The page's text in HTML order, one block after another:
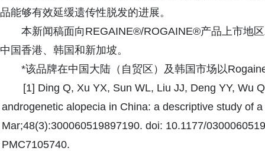
品能够有效延缓遗传性脱发的进展。
本新闻稿面向REGAINE®/ROGAINE®产品上市地
中国香港、韩国和新加坡。
*该品牌在中国大陆（自贸区）及韩国市场以
[1] Ding Q, Xu YX, Sun WL, Liu JJ, Deng YY, Wu
androgenetic alopecia in China: a descriptive study of
Mar;48(3):300060519897190. doi: 10.1177/
PMC7105740.